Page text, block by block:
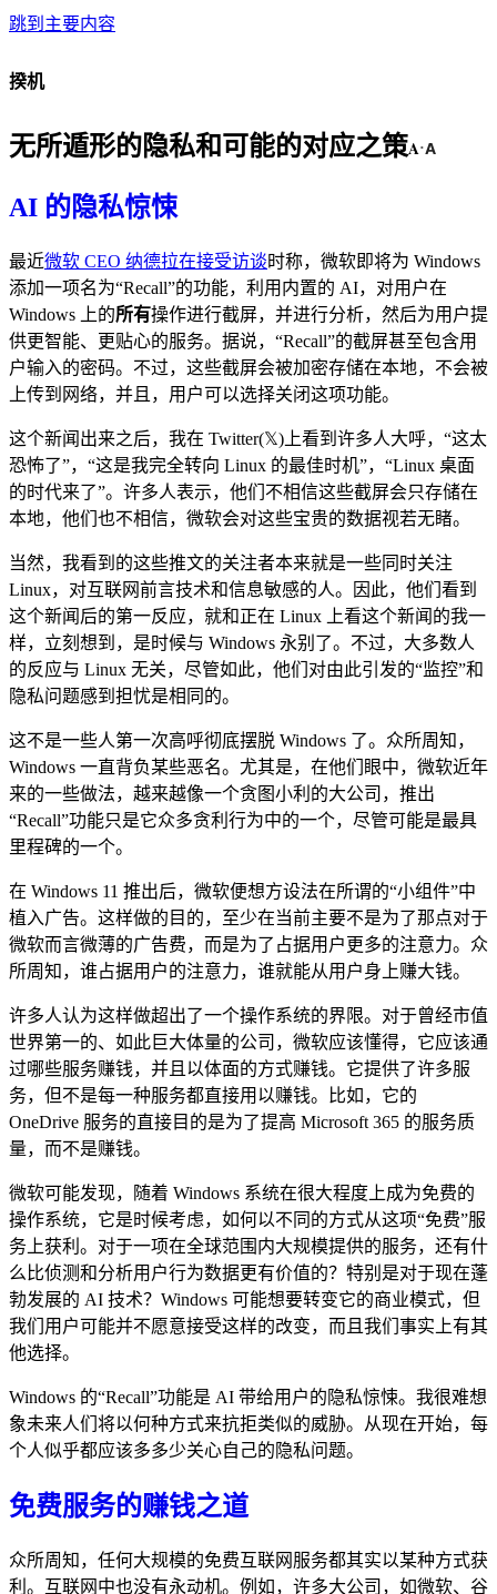
跳到主要内容
揆机
无所遁形的隐私和可能的对应之策A·A
AI 的隐私惊悚
最近微软 CEO 纳德拉在接受访谈时称，微软即将为 Windows
添加一项名为“Recall”的功能，利用内置的 AI，对用户在
Windows 上的所有操作进行截屏，并进行分析，然后为用户提
供更智能、更贴心的服务。据说，“Recall”的截屏甚至包含用
户输入的密码。不过，这些截屏会被加密存储在本地，不会被
上传到网络，并且，用户可以选择关闭这项功能。
这个新闻出来之后，我在 Twitter(𝕏)上看到许多人大呼，“这太
恐怖了”，“这是我完全转向 Linux 的最佳时机”，“Linux 桌面
的时代来了”。许多人表示，他们不相信这些截屏会只存储在
本地，他们也不相信，微软会对这些宝贵的数据视若无睹。
当然，我看到的这些推文的关注者本来就是一些同时关注
Linux，对互联网前言技术和信息敏感的人。因此，他们看到
这个新闻后的第一反应，就和正在 Linux 上看这个新闻的我一
样，立刻想到，是时候与 Windows 永别了。不过，大多数人
的反应与 Linux 无关，尽管如此，他们对由此引发的“监控”和
隐私问题感到担忧是相同的。
这不是一些人第一次高呼彻底摆脱 Windows 了。众所周知，
Windows 一直背负某些恶名。尤其是，在他们眼中，微软近年
来的一些做法，越来越像一个贪图小利的大公司，推出
“Recall”功能只是它众多贪利行为中的一个，尽管可能是最具
里程碑的一个。
在 Windows 11 推出后，微软便想方设法在所谓的“小组件”中
植入广告。这样做的目的，至少在当前主要不是为了那点对于
微软而言微薄的广告费，而是为了占据用户更多的注意力。众
所周知，谁占据用户的注意力，谁就能从用户身上赚大钱。
许多人认为这样做超出了一个操作系统的界限。对于曾经市值
世界第一的、如此巨大体量的公司，微软应该懂得，它应该通
过哪些服务赚钱，并且以体面的方式赚钱。它提供了许多服
务，但不是每一种服务都直接用以赚钱。比如，它的
OneDrive 服务的直接目的是为了提高 Microsoft 365 的服务质
量，而不是赚钱。
微软可能发现，随着 Windows 系统在很大程度上成为免费的
操作系统，它是时候考虑，如何以不同的方式从这项“免费”服
务上获利。对于一项在全球范围内大规模提供的服务，还有什
么比侦测和分析用户行为数据更有价值的？特别是对于现在蓬
勃发展的 AI 技术？Windows 可能想要转变它的商业模式，但
我们用户可能并不愿意接受这样的改变，而且我们事实上有其
他选择。
Windows 的“Recall”功能是 AI 带给用户的隐私惊悚。我很难想
象未来人们将以何种方式来抗拒类似的威胁。从现在开始，每
个人似乎都应该多多少关心自己的隐私问题。
免费服务的赚钱之道
众所周知，任何大规模的免费互联网服务都其实以某种方式获
利。互联网中也没有永动机。例如，许多大公司，如微软、谷